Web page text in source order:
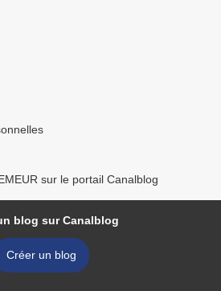
sur le portail Canalblog
blog sur Canalblog
Créer un blog